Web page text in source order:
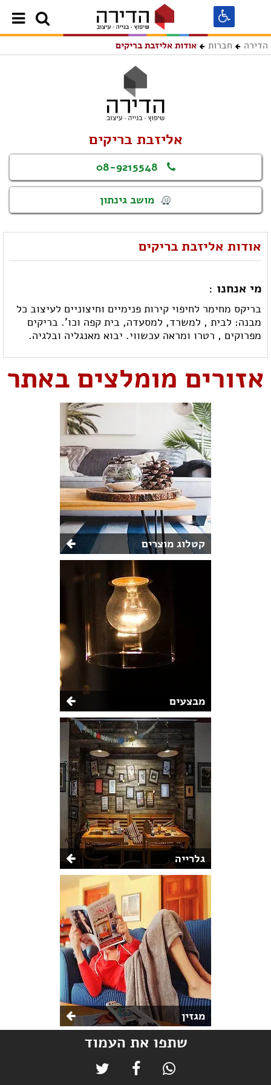
הדירה חברות אודות אליזבת בריקים
אליזבת בריקים
08-9215548
מושב גינתון
אודות אליזבת בריקים
מי אנחנו :
בריקס מחימר לחיפוי קירות פנימיים וחיצוניים לעיצוב כל
מבנה: לבית , למשרד, למסעדה, בית קפה וכו'. בריקים
מפרוקים , רטרו ומראה עכשווי. יבוא מאנגליה ובלגיה.
אזורים מומלצים באתר
קטלוג מוצרים
מבצעים
גלרייה
מגזין
שתפו את העמוד